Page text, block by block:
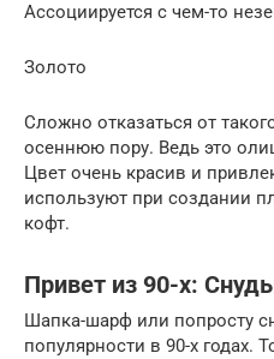
Ассоциируется с чем-то
Золото
Сложно отказаться от
осеннюю пору. Ведь это
Цвет очень красив и
используют при создании
кофт.
Привет из 90-х:
Шапка-шарф или попросту
популярности в 90-х годах.